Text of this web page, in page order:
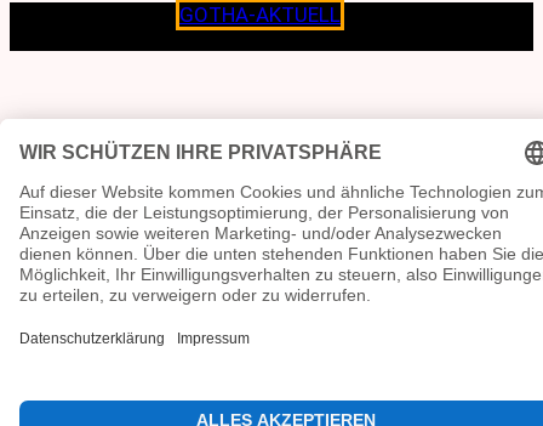
GOTHA-AKTUELL
Lokalen verpflichtet.